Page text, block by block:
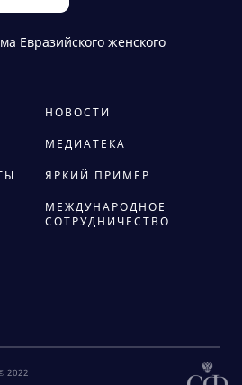
Евразийского женского
НОВОСТИ
МЕДИАТЕКА
ЯРКИЙ ПРИМЕР
МЕЖДУНАРОДНОЕ
СОТРУДНИЧЕСТВО
2022